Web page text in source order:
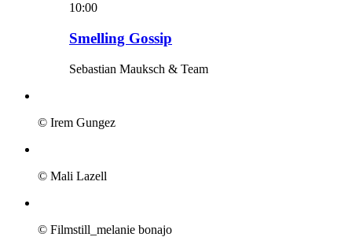
10:00
Smelling Gossip
Sebastian Mauksch & Team
© Irem Gungez
© Mali Lazell
© Filmstill_melanie bonajo